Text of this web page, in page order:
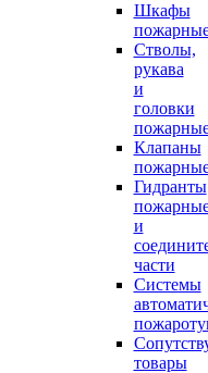
Шкафы
Стволы,
рукава
и
головки
Клапаны
Гидранты
и
части
Системы
товары